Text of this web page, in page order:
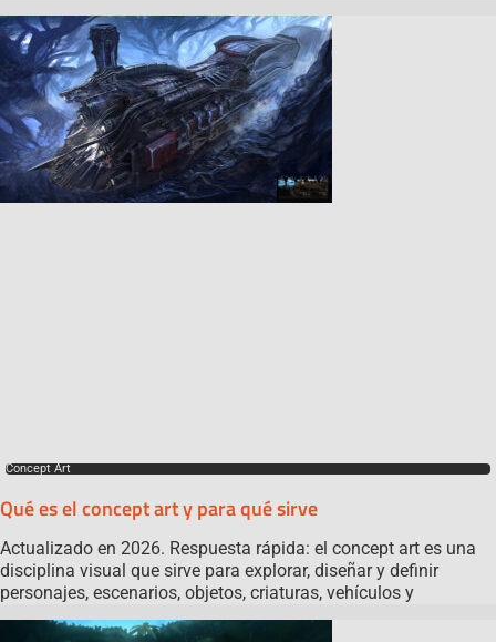
Concept Art
Qué es el concept art y para qué sirve
Actualizado en 2026. Respuesta rápida: el concept art es una
disciplina visual que sirve para explorar, diseñar y definir
personajes, escenarios, objetos, criaturas, vehículos y